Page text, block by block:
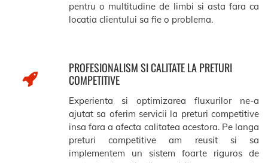
pentru o multitudine de limbi si asta fara ca
locatia clientului sa fie o problema.
PROFESIONALISM SI CALITATE LA PRETURI
COMPETITIVE
Experienta si optimizarea fluxurilor ne-a
ajutat sa oferim servicii la preturi competitive
insa fara a afecta calitatea acestora. Pe langa
preturi competitive am reusit si sa
implementem un sistem foarte riguros de